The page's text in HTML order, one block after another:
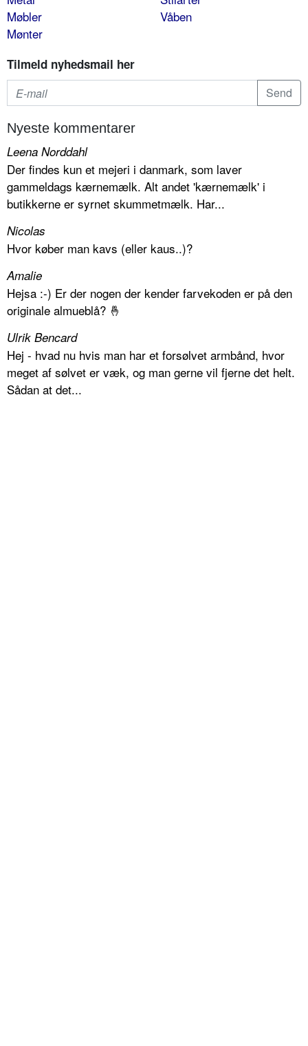
Møbler
Mønter
Våben
Tilmeld nyhedsmail her
Nyeste kommentarer
Leena Norddahl
Der findes kun et mejeri i danmark, som laver
gammeldags kærnemælk. Alt andet 'kærnemælk' i
butikkerne er syrnet skummetmælk. Har...
Nicolas
Hvor køber man kavs (eller kaus..)?
Amalie
Hejsa :-) Er der nogen der kender farvekoden er på den
originale almueblå? 🤞
Ulrik Bencard
Hej - hvad nu hvis man har et forsølvet armbånd, hvor
meget af sølvet er væk, og man gerne vil fjerne det helt.
Sådan at det...